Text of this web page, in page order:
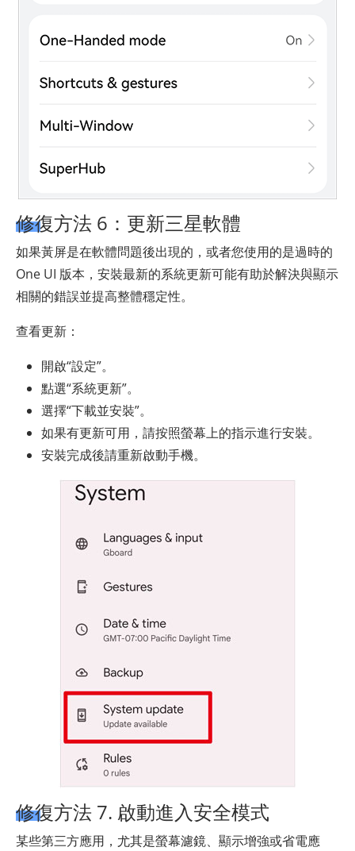
修復方法 6：更新三星軟體
如果黃屏是在軟體問題後出現的，或者您使用的是過時的
One UI 版本，安裝最新的系統更新可能有助於解決與顯示
相關的錯誤並提高整體穩定性。
查看更新：
開啟“設定”。
點選“系統更新”。
選擇“下載並安裝”。
如果有更新可用，請按照螢幕上的指示進行安裝。
安裝完成後請重新啟動手機。
修復方法 7. 啟動進入安全模式
某些第三方應用，尤其是螢幕濾鏡、顯示增強或省電應